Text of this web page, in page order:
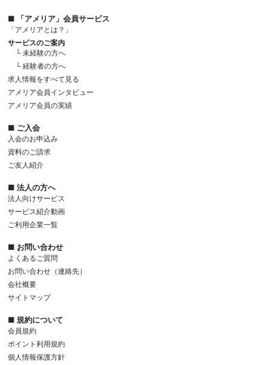
■ 「アメリア」会員サービス
「アメリアとは？」
サービスのご案内
└ 未経験の方へ
└ 経験者の方へ
求人情報をすべて見る
アメリア会員インタビュー
アメリア会員の実績
■ ご入会
入会のお申込み
資料のご請求
ご友人紹介
■ 法人の方へ
法人向けサービス
サービス紹介動画
ご利用企業一覧
■ お問い合わせ
よくあるご質問
お問い合わせ（連絡先）
会社概要
サイトマップ
■ 規約について
会員規約
ポイント利用規約
個人情報保護方針